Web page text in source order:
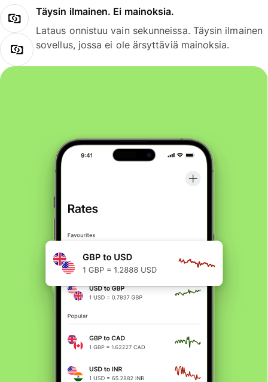
Täysin ilmainen. Ei mainoksia.
Lataus onnistuu vain sekunneissa. Täysin ilmainen
sovellus, jossa ei ole ärsyttäviä mainoksia.